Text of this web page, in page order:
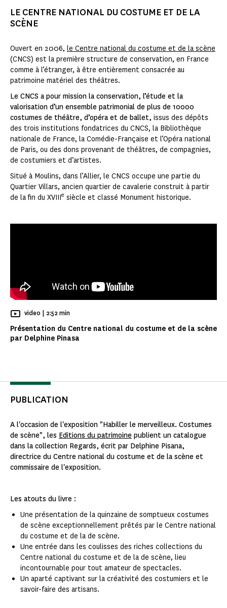
LE CENTRE NATIONAL DU COSTUME ET DE LA
SCÈNE
Ouvert en 2006, le Centre national du costume et de la scène
(CNCS) est la première structure de conservation, en France
comme à l’étranger, à être entièrement consacrée au
patrimoine matériel des théâtres.
Le CNCS a pour mission la conservation, l’étude et la
valorisation d’un ensemble patrimonial de plus de 10000
costumes de théâtre, d’opéra et de ballet, issus des dépôts
des trois institutions fondatrices du CNCS, la Bibliothèque
nationale de France, la Comédie-Française et l’Opéra national
de Paris, ou des dons provenant de théâtres, de compagnies,
de costumiers et d’artistes.
Situé à Moulins, dans l’Allier, le CNCS occupe une partie du
Quartier Villars, ancien quartier de cavalerie construit à partir
de la fin du XVIIIe siècle et classé Monument historique.
Présentation du Centre national du costume et de la scène
par Delphine Pinasa
video | Temps de Lecture
2:52 min
PUBLICATION
A l'occasion de l'exposition "Habiller le merveilleux. Costumes
de scène", les Editions du patrimoine publient un catalogue
dans la collection Regards, écrit par Delphine Pisana,
directrice du Centre national du costume et de la scène et
commissaire de l'exposition.
Les atouts du livre :
Une présentation de la quinzaine de somptueux costumes
de scène exceptionnellement prêtés par le Centre national
du costume et de la de scène.
Une entrée dans les coulisses des riches collections du
Centre national du costume et de la de scène, lieu
incontournable pour tout amateur de spectacles.
Un aparté captivant sur la créativité des costumiers et le
savoir-faire des artisans.